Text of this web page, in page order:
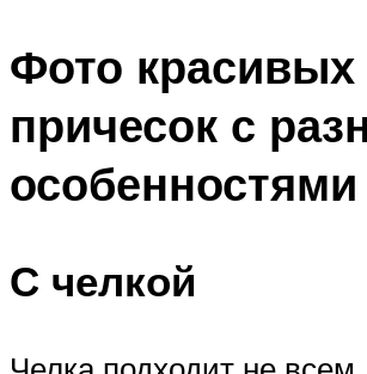
Фото красивых
причесок с
особенностями
С челкой